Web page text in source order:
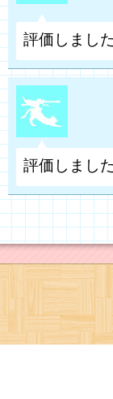
評価しました
評価しました